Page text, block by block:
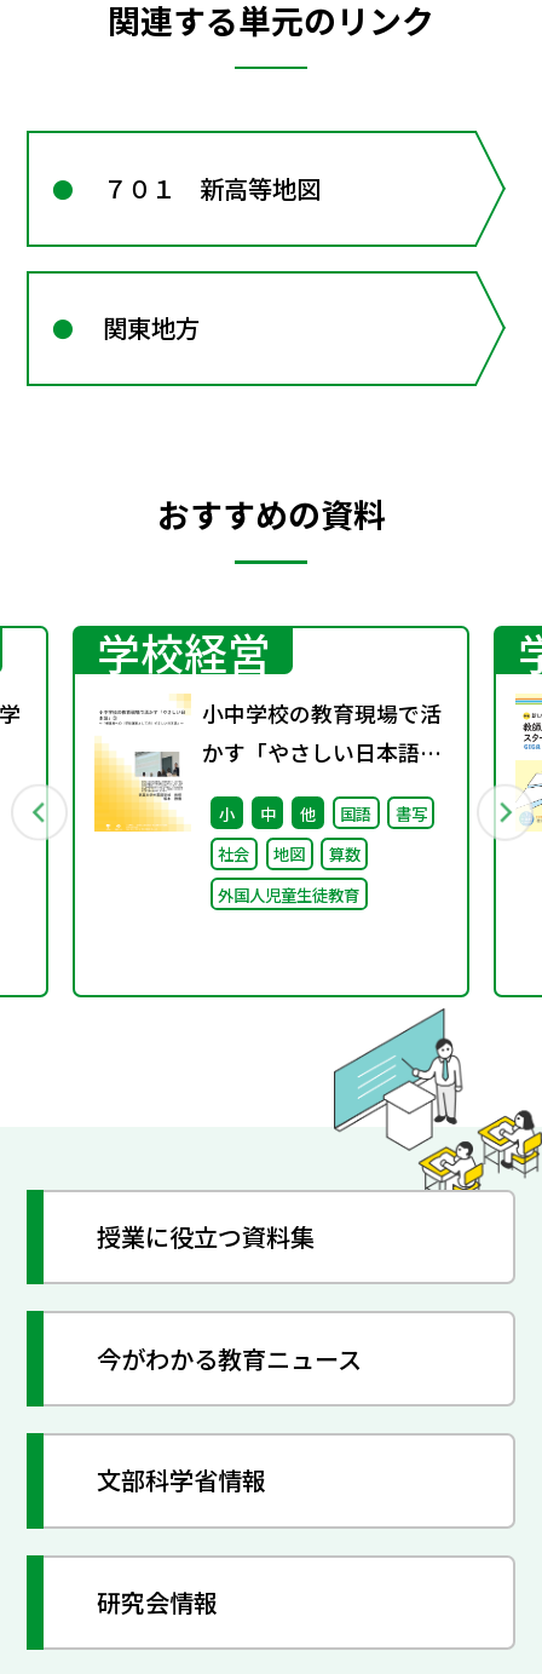
関連する単元のリンク
７０１ 新高等地図
関東地方
おすすめの資料
学校経営
小中学校の教育現場で活
かす「やさしい日本語」
③ ～「保護者への（学校
運営としての）やさしい
日本語」～
小 中 他 国語
書写
社会
地図
算数
外国人児童生徒教育
授業に役立つ資料集
今がわかる教育ニュース
文部科学省情報
研究会情報